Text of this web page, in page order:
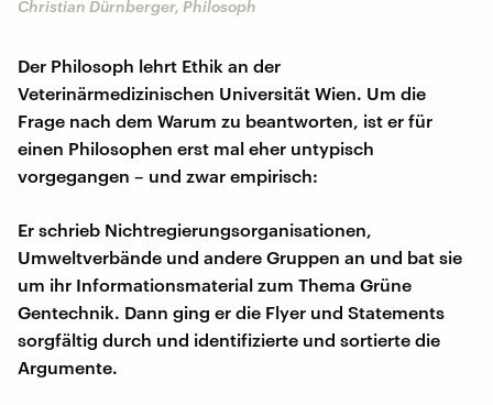
Christian Dürnberger, Philosoph
Der Philosoph lehrt Ethik an der
Veterinärmedizinischen Universität Wien. Um die
Frage nach dem Warum zu beantworten, ist er für
einen Philosophen erst mal eher untypisch
vorgegangen – und zwar empirisch:
Er schrieb Nichtregierungsorganisationen,
Umweltverbände und andere Gruppen an und bat sie
um ihr Informationsmaterial zum Thema Grüne
Gentechnik. Dann ging er die Flyer und Statements
sorgfältig durch und identifizierte und sortierte die
Argumente.